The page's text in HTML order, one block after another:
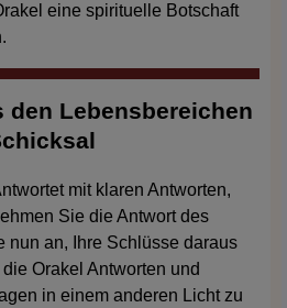
eine spirituelle Botschaft
den Lebensbereichen
mit klaren Antworten,
Sie die Antwort des
nun an, Ihre Schlüsse daraus
Orakel Antworten und
in einem anderen Licht zu